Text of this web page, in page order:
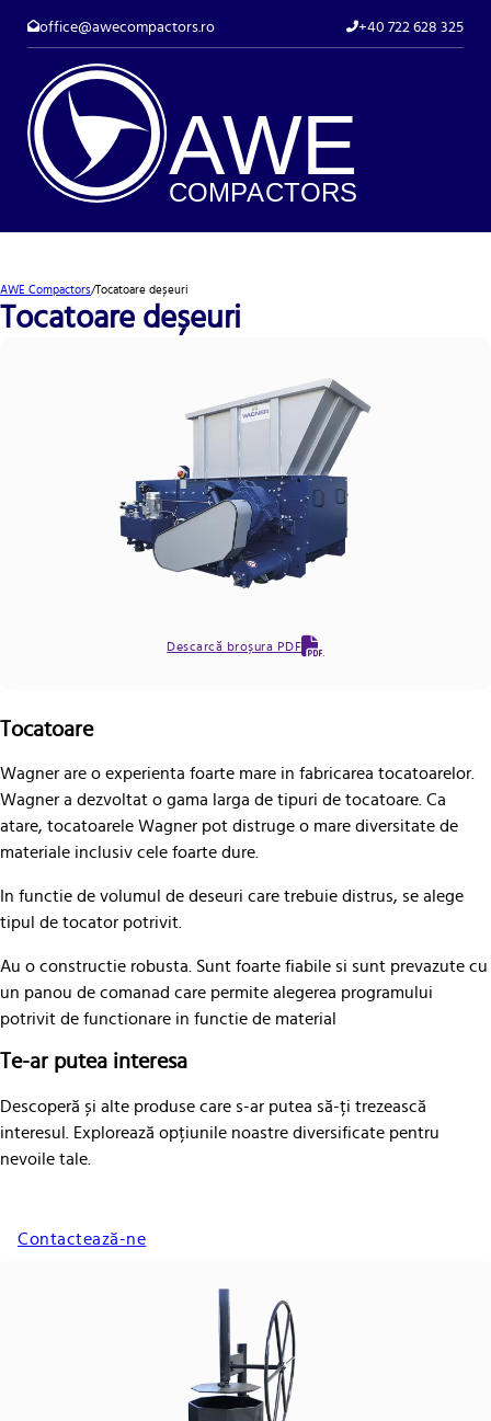
office@awecompactors.ro +40 722 628 325
A WE
COMP ACTORS
AWE Compactors/Tocatoare deșeuri
Tocatoare deșeuri
Descarcă broșura PDF
Tocatoare
Wagner are o experienta foarte mare in fabricarea tocatoarelor.
Wagner a dezvoltat o gama larga de tipuri de tocatoare. Ca
atare, tocatoarele Wagner pot distruge o mare diversitate de
materiale inclusiv cele foarte dure.
In functie de volumul de deseuri care trebuie distrus, se alege
tipul de tocator potrivit.
Au o constructie robusta. Sunt foarte fiabile si sunt prevazute cu
un panou de comanad care permite alegerea programului
potrivit de functionare in functie de material
Te-ar putea interesa
Descoperă și alte produse care s-ar putea să-ți trezească
interesul. Explorează opțiunile noastre diversificate pentru
nevoile tale.
Contactează-ne